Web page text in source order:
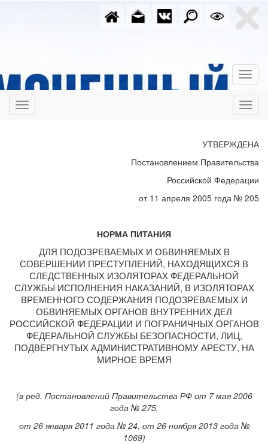
УТВЕРЖДЕНА
Постановлением Правительства
Российской Федерации
от 11 апреля 2005 года № 205
НОРМА ПИТАНИЯ
ДЛЯ ПОДОЗРЕВАЕМЫХ И ОБВИНЯЕМЫХ В
СОВЕРШЕНИИ ПРЕСТУПЛЕНИЙ, НАХОДЯЩИХСЯ В
СЛЕДСТВЕННЫХ ИЗОЛЯТОРАХ ФЕДЕРАЛЬНОЙ
СЛУЖБЫ ИСПОЛНЕНИЯ НАКАЗАНИЙ, В ИЗОЛЯТОРАХ
ВРЕМЕННОГО СОДЕРЖАНИЯ ПОДОЗРЕВАЕМЫХ И
ОБВИНЯЕМЫХ ОРГАНОВ ВНУТРЕННИХ ДЕЛ
РОССИЙСКОЙ ФЕДЕРАЦИИ И ПОГРАНИЧНЫХ ОРГАНОВ
ФЕДЕРАЛЬНОЙ СЛУЖБЫ БЕЗОПАСНОСТИ, ЛИЦ,
ПОДВЕРГНУТЫХ АДМИНИСТРАТИВНОМУ АРЕСТУ, НА
МИРНОЕ ВРЕМЯ
(в ред. Постановлений Правительства РФ от 7 мая 2006
года № 275,
от 26 января 2011 года № 24, от 26 ноября 2013 года №
1069)